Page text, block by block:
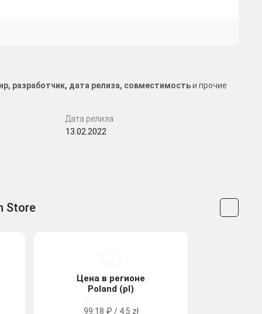
разработчик, дата релиза, совместимостьи прочие
Дата релиза
13.02.2022
Store
Цена в регионе
Poland (pl)
99.18 ₽ / 4.5 zł